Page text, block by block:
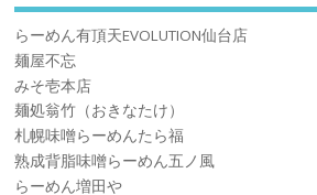
らーめん有頂天EVOLUTION仙台店
麺屋不忘
みそ壱本店
麺処翁竹（おきなたけ）
札幌味噌らーめんたら福
熟成背脂味噌らーめん五ノ風
らーめん増田や